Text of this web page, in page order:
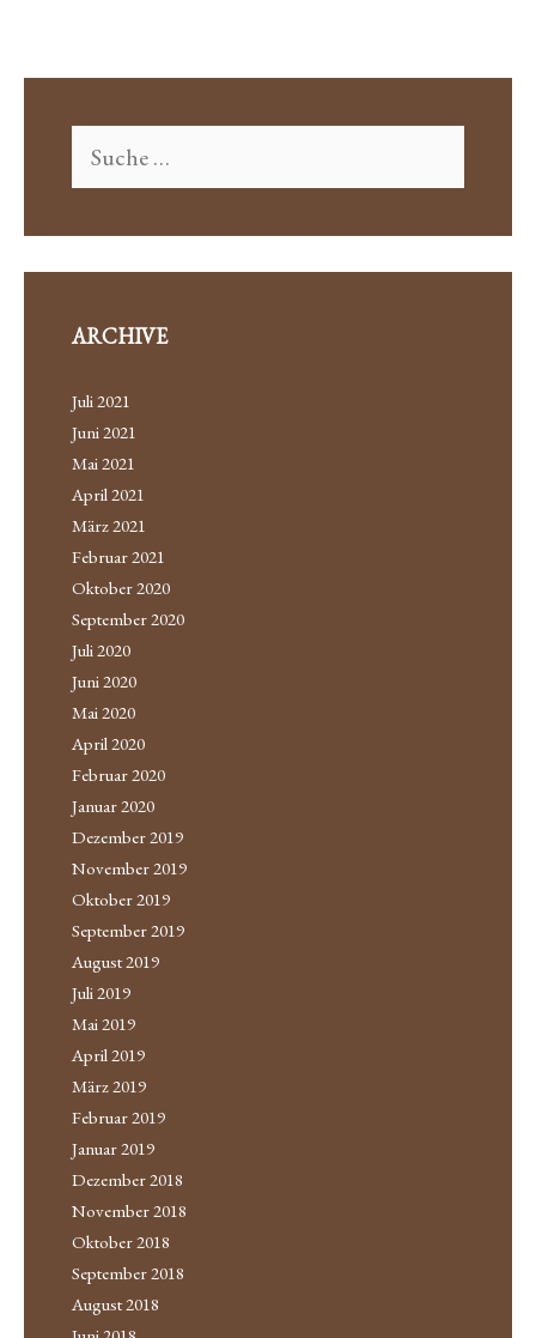
ARCHIVE
Juli 2021
Juni 2021
Mai 2021
April 2021
März 2021
Februar 2021
Oktober 2020
September 2020
Juli 2020
Juni 2020
Mai 2020
April 2020
Februar 2020
Januar 2020
Dezember 2019
November 2019
Oktober 2019
September 2019
August 2019
Juli 2019
Mai 2019
April 2019
März 2019
Februar 2019
Januar 2019
Dezember 2018
November 2018
Oktober 2018
September 2018
August 2018